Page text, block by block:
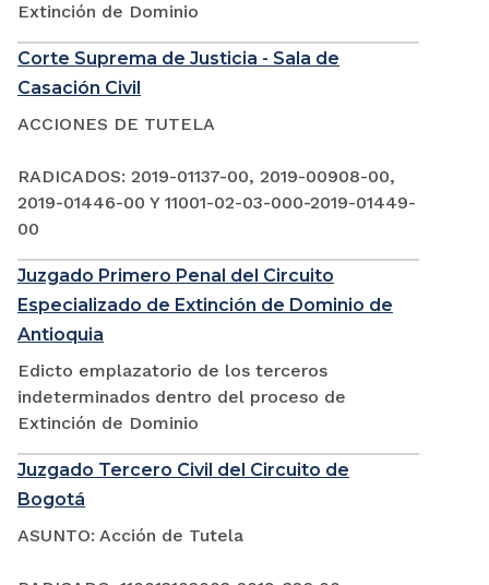
Extinción de Dominio
Corte Suprema de Justicia - Sala de
Casación Civil
ACCIONES DE TUTELA
RADICADOS: 2019-01137-00, 2019-00908-00,
2019-01446-00 Y 11001-02-03-000-2019-01449-
00
Juzgado Primero Penal del Circuito
Especializado de Extinción de Dominio de
Antioquia
Edicto emplazatorio de los terceros
indeterminados dentro del proceso de
Extinción de Dominio
Juzgado Tercero Civil del Circuito de
Bogotá
ASUNTO: Acción de Tutela